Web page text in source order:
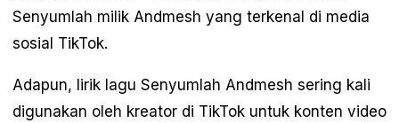
Senyumlah milik Andmesh yang terkenal di media
sosial TikTok.
Adapun, lirik lagu Senyumlah Andmesh sering kali
digunakan oleh kreator di TikTok untuk konten video